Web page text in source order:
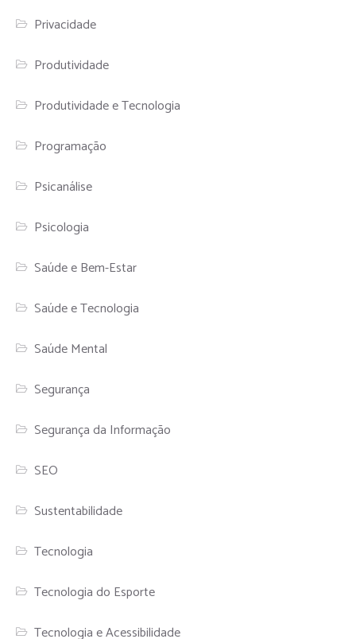
Privacidade
Produtividade
Produtividade e Tecnologia
Programação
Psicanálise
Psicologia
Saúde e Bem-Estar
Saúde e Tecnologia
Saúde Mental
Segurança
Segurança da Informação
SEO
Sustentabilidade
Tecnologia
Tecnologia do Esporte
Tecnologia e Acessibilidade